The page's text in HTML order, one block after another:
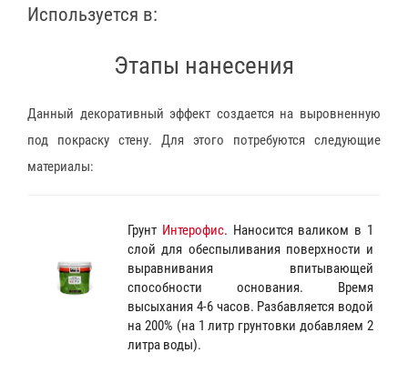
Используется в:
Этапы нанесения
Данный декоративный эффект создается на выровненную
под покраску стену. Для этого потребуются следующие
материалы:
Грунт Интерофис. Наносится валиком в 1
слой для обеспыливания поверхности и
выравнивания впитывающей
способности основания. Время
высыхания 4-6 часов. Разбавляется водой
на 200% (на 1 литр грунтовки добавляем 2
литра воды).